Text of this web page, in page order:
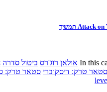
העונה האחרונה של Attack on Titan תמשיך
In this אולאן רוג'רס ביטול סדרה
סטאר טרק: דיסקוברי סטאר טרק: